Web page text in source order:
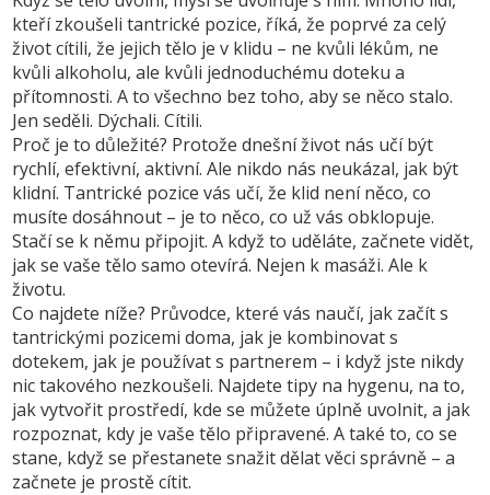
kteří zkoušeli tantrické pozice, říká, že poprvé za celý
život cítili, že jejich tělo je v klidu – ne kvůli lékům, ne
kvůli alkoholu, ale kvůli jednoduchému doteku a
přítomnosti. A to všechno bez toho, aby se něco stalo.
Jen seděli. Dýchali. Cítili.
Proč je to důležité? Protože dnešní život nás učí být
rychlí, efektivní, aktivní. Ale nikdo nás neukázal, jak být
klidní. Tantrické pozice vás učí, že klid není něco, co
musíte dosáhnout – je to něco, co už vás obklopuje.
Stačí se k němu připojit. A když to uděláte, začnete vidět,
jak se vaše tělo samo otevírá. Nejen k masáži. Ale k
životu.
Co najdete níže? Průvodce, které vás naučí, jak začít s
tantrickými pozicemi doma, jak je kombinovat s
dotekem, jak je používat s partnerem – i když jste nikdy
nic takového nezkoušeli. Najdete tipy na hygenu, na to,
jak vytvořit prostředí, kde se můžete úplně uvolnit, a jak
rozpoznat, kdy je vaše tělo připravené. A také to, co se
stane, když se přestanete snažit dělat věci správně – a
začnete je prostě cítit.